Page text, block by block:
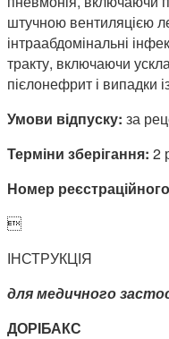
штучною вентиляцією
інтраабдомінальні
тракту, включаючи
пієлонефрит і випадки
Умови відпуску: за
Терміни зберігання: 2
Номер

ІНСТРУКЦІЯ
для медичного
ДОРІБАКС